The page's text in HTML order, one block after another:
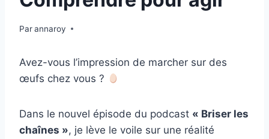
Parannaroy
Avez-vous l’impression de marcher sur des
œufs chez vous ?
Dans le nouvel épisode du podcast « Briser les
chaînes », je lève le voile sur une réalité